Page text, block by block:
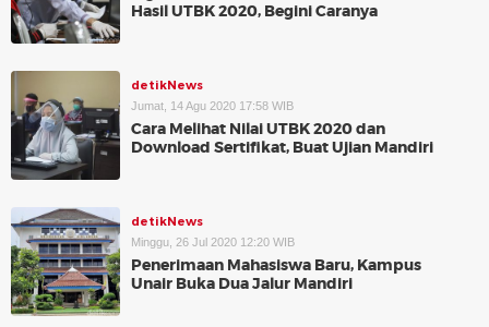
Hasil UTBK 2020, Begini Caranya
detikNews
Jumat, 14 Agu 2020 17:58 WIB
Cara Melihat Nilai UTBK 2020 dan
Download Sertifikat, Buat Ujian Mandiri
detikNews
Minggu, 26 Jul 2020 12:20 WIB
Penerimaan Mahasiswa Baru, Kampus
Unair Buka Dua Jalur Mandiri